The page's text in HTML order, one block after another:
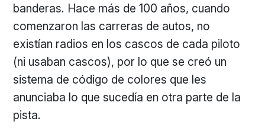
banderas. Hace más de 100 años, cuando
comenzaron las carreras de autos, no
existían radios en los cascos de cada piloto
(ni usaban cascos), por lo que se creó un
sistema de código de colores que les
anunciaba lo que sucedía en otra parte de la
pista.